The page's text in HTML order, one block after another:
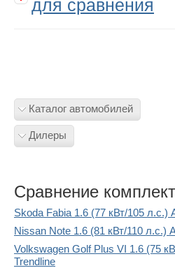
для сравнения
Каталог автомобилей
Дилеры
Сравнение
Skoda Fabia 1.6 (77 кВт/105
Nissan Note 1.6 (81 кВт/110
Volkswagen Golf Plus VI 1.6 (75
Trendline